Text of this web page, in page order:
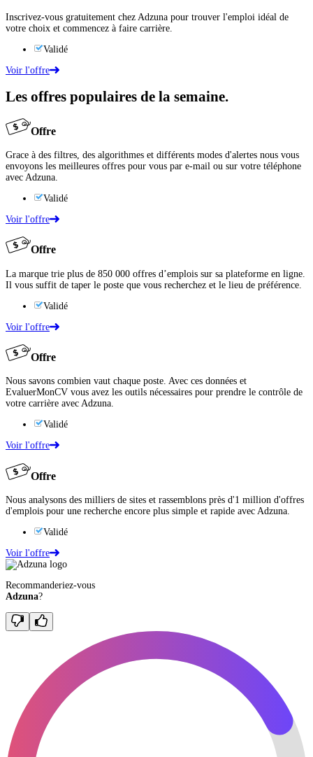
Inscrivez-vous gratuitement chez Adzuna pour trouver l'emploi idéal de
votre choix et commencez à faire carrière.
Validé
Voir l'offre
Les offres populaires de la semaine.
Offre
Grace à des filtres, des algorithmes et différents modes d'alertes nous vous
envoyons les meilleures offres pour vous par e-mail ou sur votre téléphone
avec Adzuna.
Validé
Voir l'offre
Offre
La marque trie plus de 850 000 offres d’emplois sur sa plateforme en ligne.
Il vous suffit de taper le poste que vous recherchez et le lieu de préférence.
Validé
Voir l'offre
Offre
Nous savons combien vaut chaque poste. Avec ces données et
EvaluerMonCV vous avez les outils nécessaires pour prendre le contrôle de
votre carrière avec Adzuna.
Validé
Voir l'offre
Offre
Nous analysons des milliers de sites et rassemblons près d'1 million d'offres
d'emplois pour une recherche encore plus simple et rapide avec Adzuna.
Validé
Voir l'offre
Recommanderiez-vous
Adzuna?